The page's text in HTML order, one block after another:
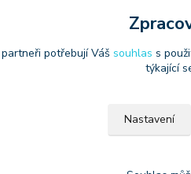
používat produktové obrázky
potřebují Váš souhlas s
týkající
Nastavení